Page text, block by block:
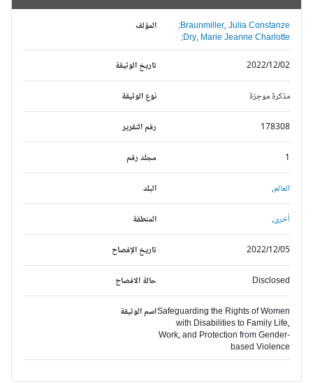
المؤلف
Braunmiller, Julia Constanze;
Dry, Marie Jeanne Charlotte;
تاريخ الوثيقة
2022/12/02
نوع الوثيقة مذكرة موجزة
رقم التقرير 178308
مجلد رقم
البلد العالم,
المنطقة أخرى,
تاريخ الإفصاح 2022/12/05
حالة الافصاح Disclosed
اسم الوثيقةSafeguarding the Rights of Women
with Disabilities to Family Life,
Work, and Protection from Gender-
based Violence